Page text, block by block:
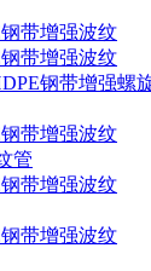
带增强波纹
带增强波纹
钢带增强螺
带增强波纹
管
带增强波纹
带增强波纹